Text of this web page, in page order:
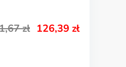
zł 126,39 zł